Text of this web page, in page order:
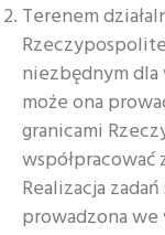
Terenem
niezbędnym
może ona
granicami
Realizacja
prowadzona